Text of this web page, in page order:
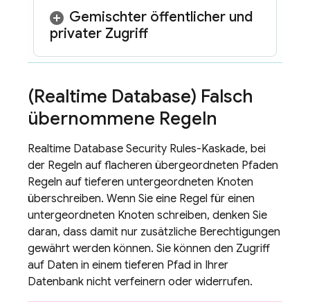
Gemischter öffentlicher und
privater Zugriff
(Realtime Database) Falsch
übernommene Regeln
Realtime Database Security Rules-Kaskade, bei
der Regeln auf flacheren übergeordneten Pfaden
Regeln auf tieferen untergeordneten Knoten
überschreiben. Wenn Sie eine Regel für einen
untergeordneten Knoten schreiben, denken Sie
daran, dass damit nur zusätzliche Berechtigungen
gewährt werden können. Sie können den Zugriff
auf Daten in einem tieferen Pfad in Ihrer
Datenbank nicht verfeinern oder widerrufen.